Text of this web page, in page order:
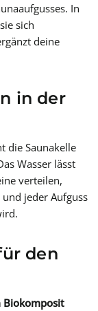
In
sich
deine
in der
die Saunakelle
Wasser lässt
verteilen,
jeder Aufguss
den
Biokomposit